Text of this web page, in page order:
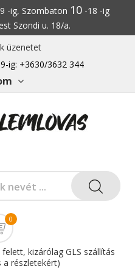
-ig, Szombaton 10-18 -ig
Szondi u. 18/a.
üzenetet
ig: +3630/3632 344
0
kizárólag GLS szállítás
a részletekért)